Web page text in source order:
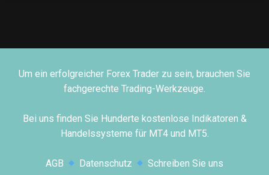
Um ein erfolgreicher Forex Trader zu sein, brauchen Sie
fachgerechte Trading-Werkzeuge.
Bei uns finden Sie Hunderte kostenlose Indikatoren &
Handelssysteme für MT4 und MT5.
AGB Datenschutz Schreiben Sie uns